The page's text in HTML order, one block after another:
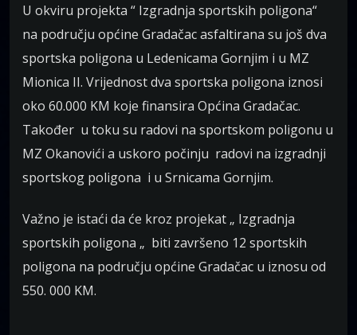
U okviru projekta “ Izgradnja sportskih poligona“
na području općine Gradačac asfaltirana su još dva
sportska poligona u Ledenicama Gornjim i u MZ
Mionica II. Vrijednost dva sportska poligona iznosi
oko 60.000 KM koje finansira Općina Gradačac.
Također u toku su radovi na sportskom poligonu u
MZ Okanovići a uskoro počinju radovi na izgradnji
sportskog poligona i u Srnicama Gornjim.
Važno je istaći da će kroz projekat „ Izgradnja
sportskih poligona „ biti završeno 12 sportskih
poligona na području općine Gradačac u iznosu od
550. 000 KM.